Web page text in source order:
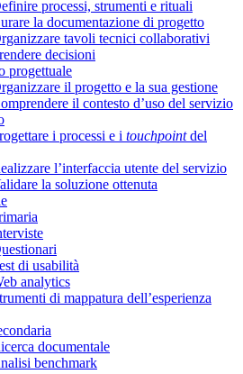
processi, strumenti e rituali
la documentazione di progetto
tavoli tecnici collaborativi
decisioni
progettuale
il progetto e la sua gestione
il contesto d’uso del servizio
i processi e i touchpointdel
l’interfaccia utente del servizio
la soluzione ottenuta
di usabilità
analytics
di mappatura dell’esperienza
documentale
benchmark